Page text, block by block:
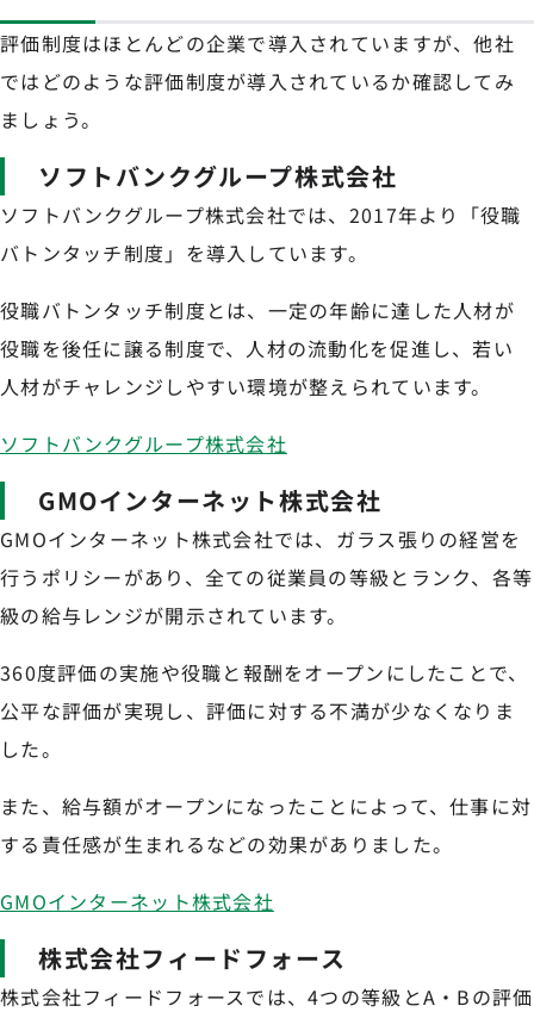
評価制度はほとんどの企業で導入されていますが、他社
ではどのような評価制度が導入されているか確認してみ
ましょう。
ソフトバンクグループ株式会社
ソフトバンクグループ株式会社では、2017年より「役職
バトンタッチ制度」を導入しています。
役職バトンタッチ制度とは、一定の年齢に達した人材が
役職を後任に譲る制度で、人材の流動化を促進し、若い
人材がチャレンジしやすい環境が整えられています。
ソフトバンクグループ株式会社
GMOインターネット株式会社
GMOインターネット株式会社では、ガラス張りの経営を
行うポリシーがあり、全ての従業員の等級とランク、各等
級の給与レンジが開示されています。
360度評価の実施や役職と報酬をオープンにしたことで、
公平な評価が実現し、評価に対する不満が少なくなりま
した。
また、給与額がオープンになったことによって、仕事に対
する責任感が生まれるなどの効果がありました。
GMOインターネット株式会社
株式会社フィードフォース
株式会社フィードフォースでは、4つの等級とA・Bの評価